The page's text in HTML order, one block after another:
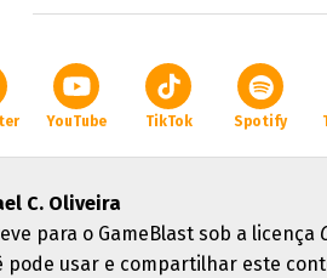
YouTube TikTok Spotify
C. Oliveira
para o GameBlast sob a licença
pode usar e compartilhar este